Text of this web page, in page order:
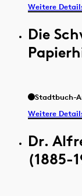
Weitere
Die
Stadtbuch-
Weitere
Dr.
(1885-